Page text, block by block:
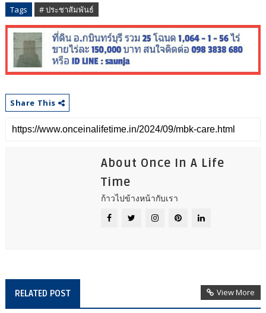
Tags # ประชาสัมพันธ์
Share This
About Once In A Life
Time
ก้าวไปข้างหน้ากับเรา
RELATED POST View More